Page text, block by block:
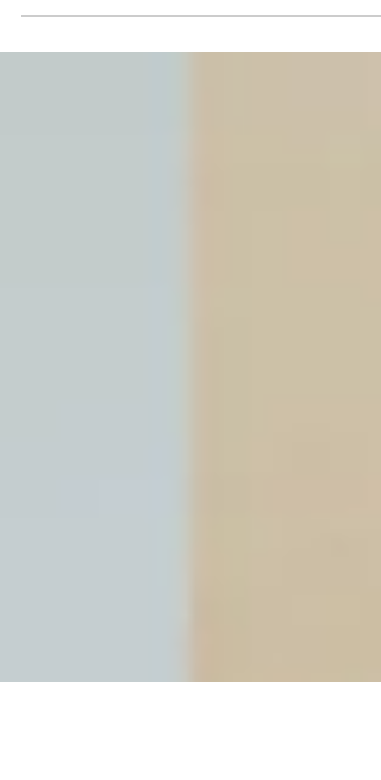
até em seus hobbies:
Conheça as diferentes